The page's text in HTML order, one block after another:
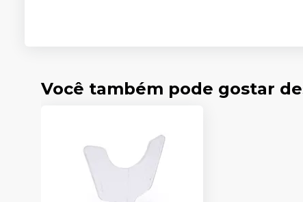
Você também pode gostar